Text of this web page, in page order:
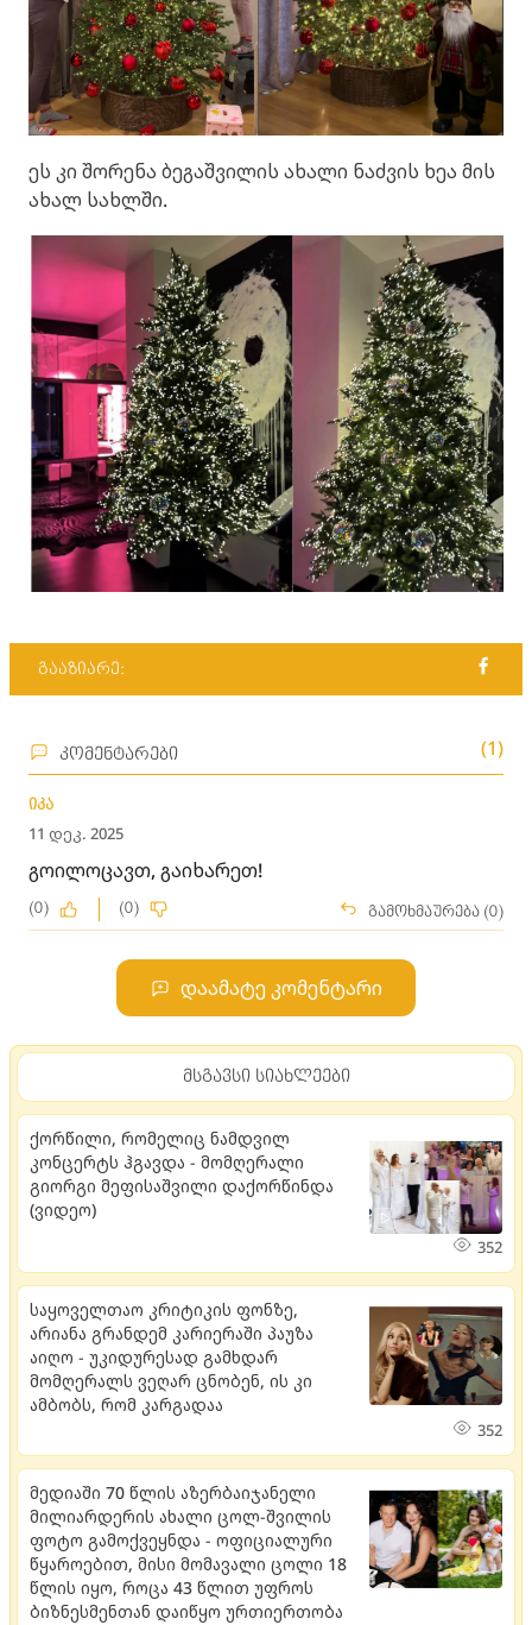
ეს კი შორენა ბეგაშვილის ახალი ნაძვის ხეა მის
ახალ სახლში.
გააზიარე:
კომენტარები (1)
იკა
11 დეკ. 2025
გოილოცავთ, გაიხარეთ!
(0) (0) გამოხმაურება (0)
დაამატე კომენტარი
მსგავსი სიახლეები
ქორწილი, რომელიც ნამდვილ
კონცერტს ჰგავდა - მომღერალი
გიორგი მეფისაშვილი დაქორწინდა
(ვიდეო)
352
საყოველთაო კრიტიკის ფონზე,
არიანა გრანდემ კარიერაში პაუზა
აიღო - უკიდურესად გამხდარ
მომღერალს ვეღარ ცნობენ, ის კი
ამბობს, რომ კარგადაა
352
მედიაში 70 წლის აზერბაიჯანელი
მილიარდერის ახალი ცოლ-შვილის
ფოტო გამოქვეყნდა - ოფიციალური
წყაროებით, მისი მომავალი ცოლი 18
წლის იყო, როცა 43 წლით უფროს
ბიზნესმენთან დაიწყო ურთიერთობა